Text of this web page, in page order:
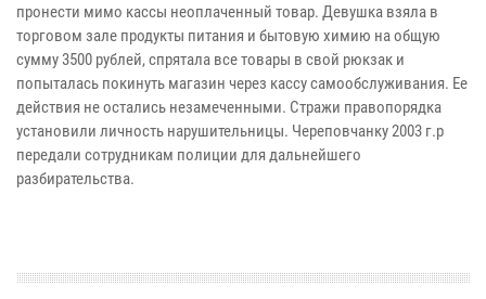
пронести мимо кассы неоплаченный товар. Девушка взяла в
торговом зале продукты питания и бытовую химию на общую
сумму 3500 рублей, спрятала все товары в свой рюкзак и
попыталась покинуть магазин через кассу самообслуживания. Ее
действия не остались незамеченными. Стражи правопорядка
установили личность нарушительницы. Череповчанку 2003 г.р
передали сотрудникам полиции для дальнейшего
разбирательства.